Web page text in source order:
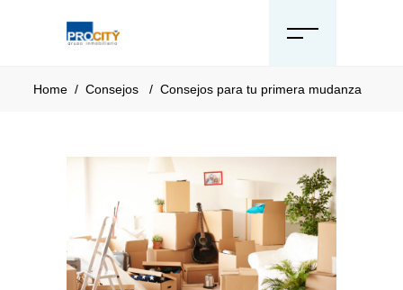
Home/ Consejos / Consejos para tu primera mudanza